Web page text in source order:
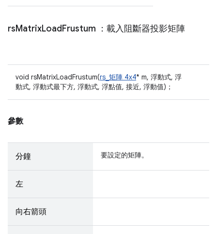
rsMatrixLoad Frustum ：載入阻斷器投影矩陣
void rsMatrixLoadFrustum(rs_矩陣 4x4* m, 浮動式, 浮
動式, 浮動式最下方, 浮動式, 浮點值, 接近, 浮動值)；
參數
分鐘 要設定的矩陣。
左
向右箭頭